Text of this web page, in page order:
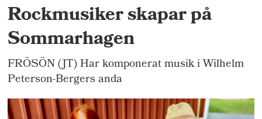
Rockmusiker skapar på
Sommarhagen
FRÖSÖN (JT) Har komponerat musik i Wilhelm
Peterson-Bergers anda